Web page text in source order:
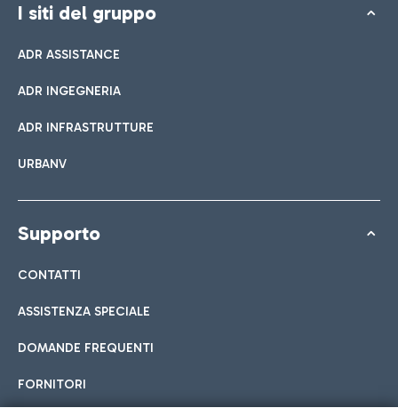
I siti del gruppo
ADR ASSISTANCE
ADR INGEGNERIA
ADR INFRASTRUTTURE
URBANV
Supporto
CONTATTI
ASSISTENZA SPECIALE
DOMANDE FREQUENTI
FORNITORI